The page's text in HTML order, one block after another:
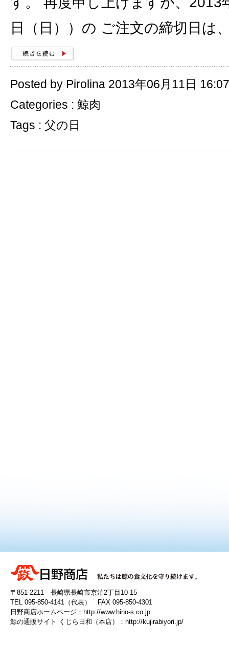
日（日））の ご注文の締切日は
Posted by Pirolina 2013年06月11日 16:07
Categories : 鯨肉
Tags : 父の日
〒851-2211 長崎県長崎市京泊2丁目10-15
TEL 095-850-4141（代表） FAX 095-850-4301
日野商店ホームページ： http://www.hino-s.co.jp
鯨の通販サイト くじら日和（本店）： http://kujirabiyori.jp/